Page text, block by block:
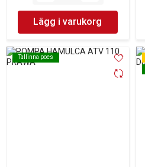
Lägg i varukorg
Tallinna poes
Tallinna poes